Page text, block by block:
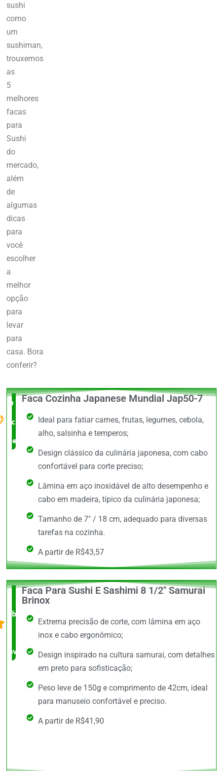
sushi
como
um
sushiman,
trouxemos
as
5
melhores
facas
para
Sushi
do
mercado,
além
de
algumas
dicas
para
você
escolher
a
melhor
opção
para
levar
para
casa. Bora
conferir?
O Melhor
custo x
benefício
Faca Cozinha Japanese Mundial Jap50-7
Ideal para fatiar carnes, frutas, legumes, cebola,
alho, salsinha e temperos;
Design clássico da culinária japonesa, com cabo
confortável para corte preciso;
Lâmina em aço inoxidável de alto desempenho e
cabo em madeira, típico da culinária japonesa;
Tamanho de 7" / 18 cm, adequado para diversas
tarefas na cozinha.
A partir de R$43,57
O +
barato,
avaliado!
Faca Para Sushi E Sashimi 8 1/2" Samurai
Brinox
Extrema precisão de corte, com lâmina em aço
inox e cabo ergonômico;
Design inspirado na cultura samurai, com detalhes
em preto para sofisticação;
Peso leve de 150g e comprimento de 42cm, ideal
para manuseio confortável e preciso.
A partir de R$41,90